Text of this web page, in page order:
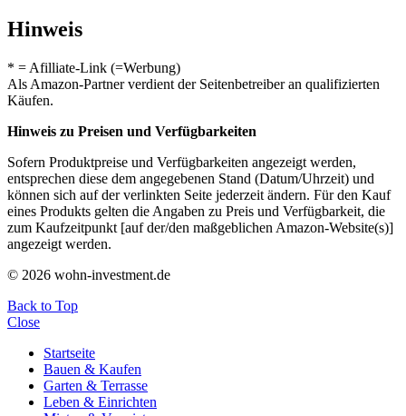
Hinweis
* = Afilliate-Link (=Werbung)
Als Amazon-Partner verdient der Seitenbetreiber an qualifizierten
Käufen.
Hinweis zu Preisen und Verfügbarkeiten
Sofern Produktpreise und Verfügbarkeiten angezeigt werden,
entsprechen diese dem angegebenen Stand (Datum/Uhrzeit) und
können sich auf der verlinkten Seite jederzeit ändern. Für den Kauf
eines Produkts gelten die Angaben zu Preis und Verfügbarkeit, die
zum Kaufzeitpunkt [auf der/den maßgeblichen Amazon-Website(s)]
angezeigt werden.
© 2026 wohn-investment.de
Back to Top
Close
Startseite
Bauen & Kaufen
Garten & Terrasse
Leben & Einrichten